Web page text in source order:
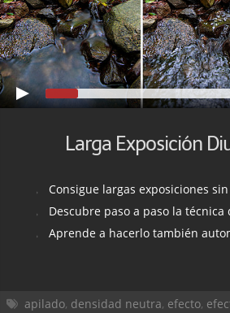
Larga Exposición
Consigue largas exposiciones
Descubre paso a paso la
Aprende a hacerlo también
apilado, densidad neutra, efecto,